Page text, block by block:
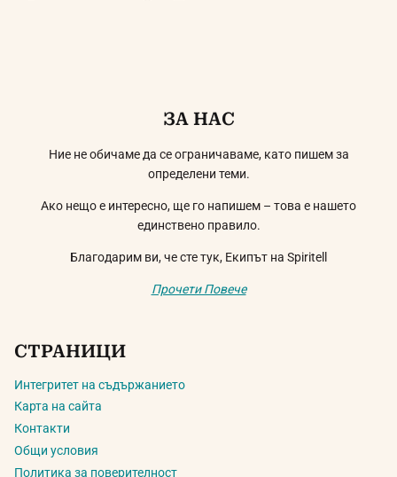
ЗА НАС
Ние не обичаме да се ограничаваме, като пишем за
определени теми.
Ако нещо е интересно, ще го напишем – това е нашето
единствено правило.
Благодарим ви, че сте тук, Екипът на Spiritell
Прочети Повече
СТРАНИЦИ
Интегритет на съдържанието
Карта на сайта
Контакти
Общи условия
Политика за поверителност